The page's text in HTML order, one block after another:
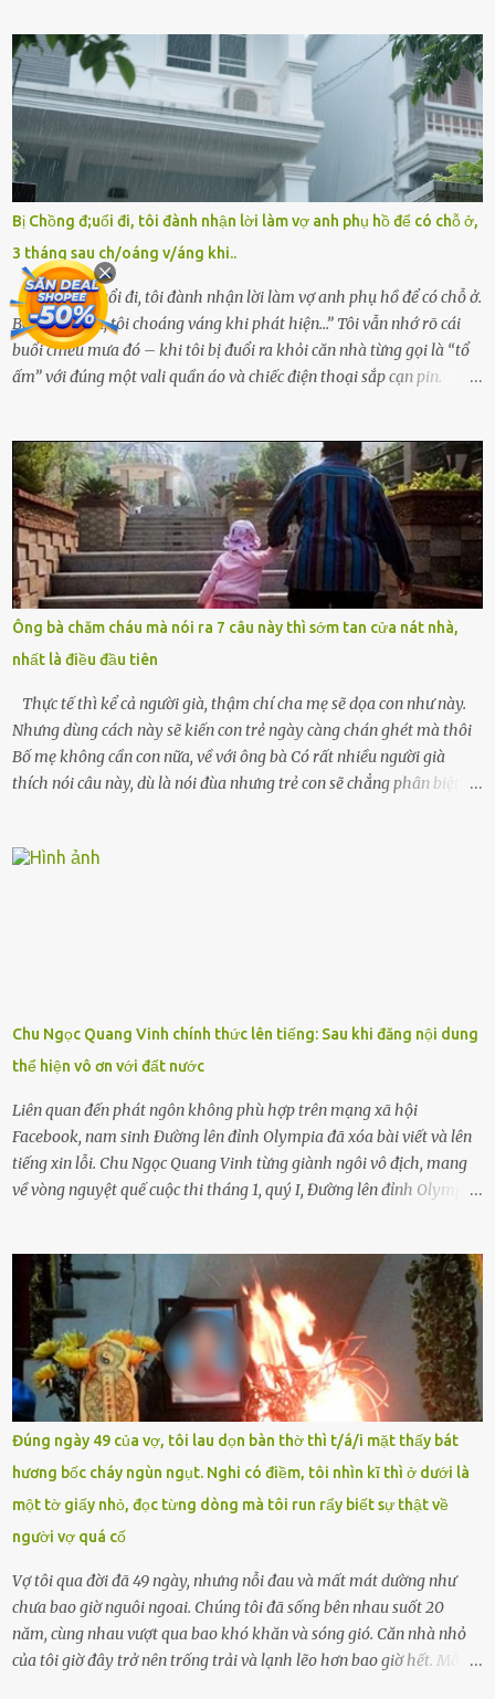
hảo, địa vị cao sang của ông Trần Quốc Tùng xem như điềm gở. Ông
Tùng, một doanh nhân quyền lực có tiếng ở Bình Dương, cùng vợ là
bà Đỗ Thị Nga, lập tức ra quyết định nhẫn tâm: bỏ lại đứa trẻ. Họ
viện cớ “không đủ khả năng nuôi dưỡng” và ký vào giấy từ chối
quyền giám hộ, yêu cầu bệnh viện xử lý bé như một trường hợp bị
bỏ rơi. Trong khi ấy, con gái ruột của họ – Trần Lệ Mi – vẫn đang
mê man sau sinh, hoàn toàn không hay biết chuyện gì xảy ra.
Thiếu úy Nguyễn Thị Mai, một nữ cảnh sát công tác tại địa phương,
tình cờ chứng kiến giây phút bé bị đưa đi trong lặng lẽ. Nét mặt đỏ
hỏn, bàn tay bé xíu co quắp, ...
Bị Chồng đ;uổi đi, tôi đành nhận lời làm vợ anh phụ hồ để có chỗ ở,
3 tháng sau ch/oáng v/áng khi..
“Bị chồng đuổi đi, tôi đành nhận lời làm vợ anh phụ hồ để có chỗ ở.
Ba tháng sau, tôi choáng váng khi phát hiện…” Tôi vẫn nhớ rõ cái
buổi chiều mưa đó – khi tôi bị đuổi ra khỏi căn nhà từng gọi là “tổ
ấm” với đúng một vali quần áo và chiếc điện thoại sắp cạn pin.
cưới cô để có con. Không phải để nuôi một cái thân bất tài chỉ biết
khóc lóc,” anh ta gằn giọng, đẩy mạnh cánh cửa trước mặt tôi.
Tiếng cánh cửa đóng lại, vang lên như một bản án lạnh lùng. Tôi
đứng chết lặng giữa cơn mưa, không biết đi đâu, về đâu. Bố mẹ tôi
mất sớm. Tôi chẳng có anh chị em. Họ hàng cũng thưa thớt, chẳng
ai thân thiết đến mức có thể mở lòng cho tôi tá túc. Bạn bè? Ai cũng
bận rộn với gia đình riêng của họ. Tôi đã từng đặt cược cả thanh
xuân vào người chồng ấy – và giờ, tôi chỉ còn lại chính mình. Tôi lên
chiếc xe buýt cuối ngày, trốn chạy khỏi thành phố và nỗi đau. Tôi v...
Ông bà chăm cháu mà nói ra 7 câu này thì sớm tan cửa nát nhà,
nhất là điều đầu tiên
Thực tế thì kể cả người già, thậm chí cha mẹ sẽ dọa con như này.
Nhưng dùng cách này sẽ kiến con trẻ ngày càng chán ghét mà thôi
Bố mẹ không cần con nữa, về với ông bà Có rất nhiều người già
thích nói câu này, dù là nói đùa nhưng trẻ con sẽ chẳng phân biệt
khuyên nhủ con thật cẩn thận. Nếu cháu không nghe lời, cảnh sát
để được giúp đỡ thì có thể sẽ bỏ lỡ cơ hội và gặp nguy hiểm. Trẻ con
có biết gì đâu Nhiều người cứ coi trẻ còn nhỏ nên dù có phạm sai
lầm, thì họ cũng không trách mắng. Nhưng nếu người lớn tuổi
không dạy con cẩn...
Chu Ngọc Quang Vinh chính thức lên tiếng: Sau khi đăng nội dung
thể hiện vô ơn với đất nước
Liên quan đến phát ngôn không phù hợp trên mạng xã hội
Facebook, nam sinh Đường lên đỉnh Olympia đã xóa bài viết và lên
tiếng xin lỗi. Chu Ngọc Quang Vinh từng giành ngôi vô địch, mang
về vòng nguyệt quế cuộc thi tháng 1, quý I, Đường lên đỉnh Olympia.
chưa phù hợp, gây xôn xao, bức xúc trong dư luận. Ngay sau đó,
Trường THPT Chuyên Nguyễn Tất Thành báo cáo xác nhận tài
khoản Chu Vinh là của học sinh Chu Ngọc Quang Vinh, lớp 12 Anh
của nhà trường. Nam sinh này từng giành ngôi vô địch, mang về
vòng nguyệt quế cuộc thi tháng 1, quý I, Đường lên đỉnh Olympia
năm thứ 24. Quá trình giáo dục, học sinh Chu Ngọc Quang Vinh đã
nhận thức được nội dung bài viết của bản thân trên mạng xã hội
ngày 1.9 là chưa phù hợp nên đã chủ động gỡ bài viết và đăng bài
xin lỗi trên trang Facebook cá nhân. Chu Ngọc Quang Vinh làm việc
với cơ quan chức năng. Ảnh: Đơn vị cung...
Đúng ngày 49 của vợ, tôi lau dọn bàn thờ thì t/á/i mặt thấy bát
hương bốc cháy ngùn ngụt. Nghi có điềm, tôi nhìn kĩ thì ở dưới là
một tờ giấy nhỏ, đọc từng dòng mà tôi run rẩy biết sự thật về
người vợ quá cố
Vợ tôi qua đời đã 49 ngày, nhưng nỗi đau và mất mát dường như
chưa bao giờ nguôi ngoai. Chúng tôi đã sống bên nhau suốt 20
năm, cùng nhau vượt qua bao khó khăn và sóng gió. Căn nhà nhỏ
của tôi giờ đây trở nên trống trải và lạnh lẽo hơn bao giờ hết. Mỗi